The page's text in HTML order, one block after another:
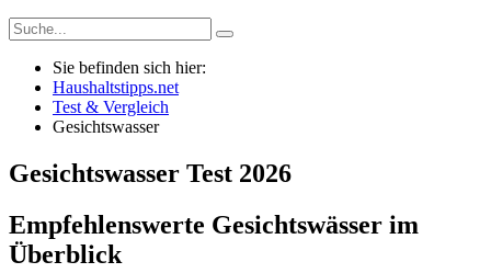
Sie befinden sich hier:
Haushaltstipps.net
Test & Vergleich
Gesichtswasser
Gesichtswasser Test 2026
Empfehlenswerte Gesichtswässer im
Überblick